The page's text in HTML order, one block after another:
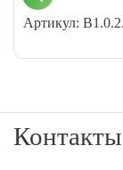
Артикул:
Контакты